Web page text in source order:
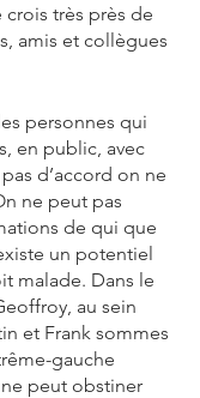
très près de
amis et collègues
personnes qui
en public, avec
d’accord on ne
ne peut pas
de qui que
un potentiel
malade. Dans le
au sein
et Frank sommes
gauche
peut obstiner